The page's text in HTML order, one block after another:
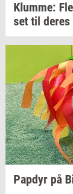
Klum­me:
set til deres
Pap­dyr på